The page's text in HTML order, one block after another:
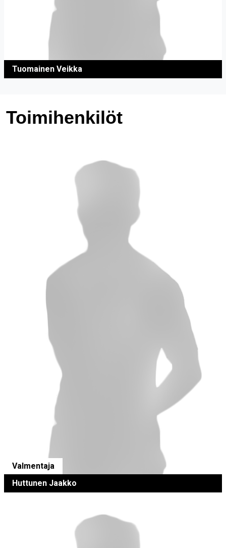
Tuomainen Veikka
Toimihenkilöt
Valmentaja
Huttunen Jaakko